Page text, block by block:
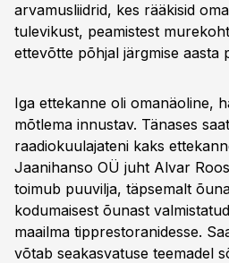
arvamusliidrid, kes rääkisid
tulevikust, peamistest
ettevõtte põhjal järgmise aasta
Iga ettekanne oli omanäoline,
mõtlema innustav. Tänases
raadiokuulajateni kaks
Jaanihanso OÜ juht Alvar
toimub puuvilja, täpsemalt
kodumaisest õunast
maailma tipprestoranidesse.
võtab seakasvatuse teemadel